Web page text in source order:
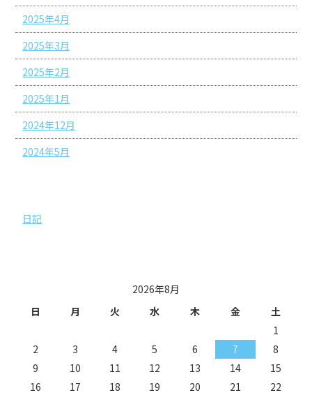
2025年4月
2025年3月
2025年2月
2025年1月
2024年12月
2024年5月
日記
2026年8月
日
月 火 水 木 金
土
1
2
3 4 5 6 7
8
9
10 11 12 13 14
15
16
17 18 19 20 21
22